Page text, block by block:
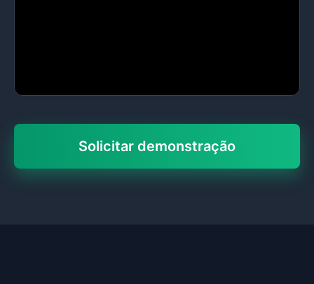
Solicitar demonstração